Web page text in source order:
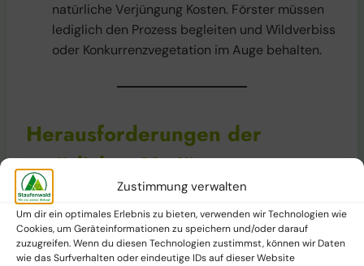
Zustimmung verwalten
Um dir ein optimales Erlebnis zu bieten, verwenden wir Technologien wie
Cookies, um Geräteinformationen zu speichern und/oder darauf
zuzugreifen. Wenn du diesen Technologien zustimmst, können wir Daten
wie das Surfverhalten oder eindeutige IDs auf dieser Website
natürliche Verjüngung Kosten. Förster müssen
lediglich den Prozess begleiten und Wildverbiss
oder Konkurrenzvegetation im Auge behalten.
Herausforderungen der
natürlichen Verjüngung
Trotz ihrer vielen Vorteile kann die natürliche
Verjüngung auch Schwierigkeiten mit sich bringen: